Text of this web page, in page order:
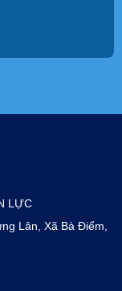
LỰC
Lân, Xã Bà Điểm,